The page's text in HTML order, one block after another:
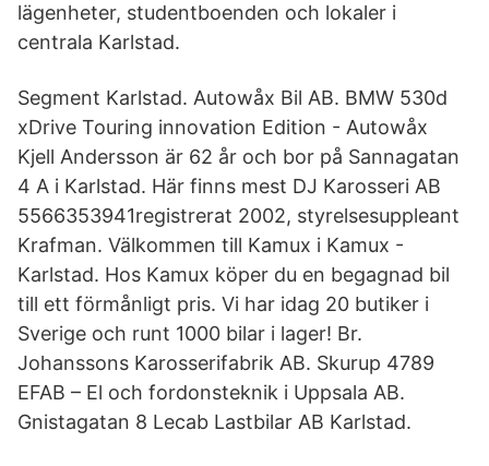
lägenheter, studentboenden och lokaler i
centrala Karlstad.
Segment Karlstad. Autowåx Bil AB. BMW 530d
xDrive Touring innovation Edition - Autowåx
Kjell Andersson är 62 år och bor på Sannagatan
4 A i Karlstad. Här finns mest DJ Karosseri AB
5566353941registrerat 2002, styrelsesuppleant
Krafman. Välkommen till Kamux i Kamux -
Karlstad. Hos Kamux köper du en begagnad bil
till ett förmånligt pris. Vi har idag 20 butiker i
Sverige och runt 1000 bilar i lager! Br.
Johanssons Karosserifabrik AB. Skurup 4789
EFAB – El och fordonsteknik i Uppsala AB.
Gnistagatan 8 Lecab Lastbilar AB Karlstad.